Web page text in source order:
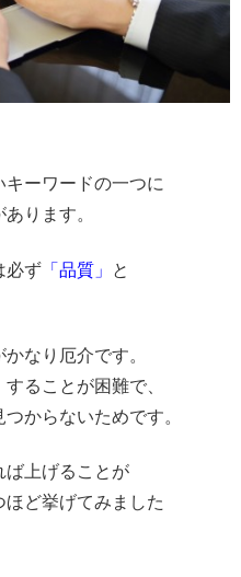
ーワードの一つに
ります。
必ず 「品質」
と
なり厄介です。
ることが困難で、
からないためです。
ば上げることが
ど挙げてみました